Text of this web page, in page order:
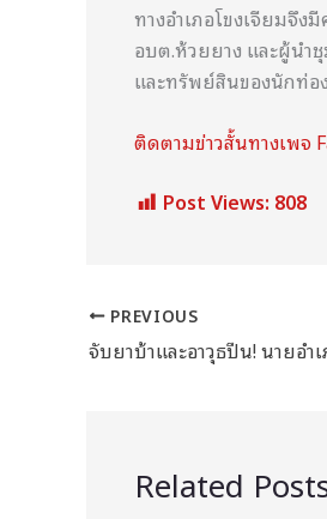
ทางอำเภอโขงเจียมจึ
อบต.ห้วยยาง และผู้นำ
และทรัพย์สินของนักท่อ
ติดตามข่าวสั้นทางเพจ
Post Views: 808
PREVIOUS
Related